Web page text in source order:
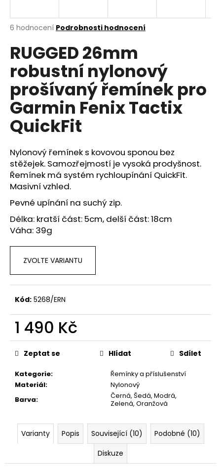
Průměrné
produktu
je
5
hvězdiček.
6 hodnocení Podrobnosti hodnocení
RUGGED 26mm
robustní nylonový
prošívaný řemínek pro
Garmin Fenix Tactix
QuickFit
Nylonový řemínek s kovovou sponou bez
stěžejek. Samozřejmostí je vysoká prodyšnost.
Řemínek má systém rychloupínání QuickFit.
Masivní vzhled.
Pevné upínání na suchý zip.
Délka: kratší část: 5cm, delší část: 18cm
Váha: 39g
ZVOLTE VARIANTU
Kód: 5268/ERN
1 490 Kč
Měrná
cena:
Kategorie:
Řemínky a příslušenství
Materiál:
Nylonový
Barva:
Černá, Šedá, Modrá,
Zelená, Oranžová
Zeptat se Hlídat Sdílet
Varianty Popis Související (10)
Podobné (10)
Diskuze
j
t
?
HLEDAT
D
o
p
o
r
č
u
j
e